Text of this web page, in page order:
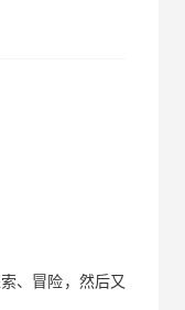
、冒险，然后又